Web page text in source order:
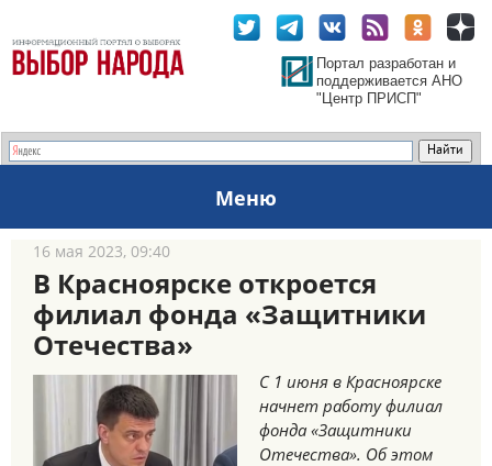
Портал разработан и
поддерживается АНО
"Центр ПРИСП"
Меню
16 мая 2023, 09:40
В Красноярске откроется
филиал фонда «Защитники
Отечества»
С 1 июня в Красноярске
начнет работу филиал
фонда «Защитники
Отечества». Об этом